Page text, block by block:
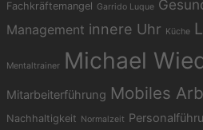
Fachkräftemangel Garrido Luque
Management innere Uhr Küche
Mentaltrainer Michael
Mitarbeiterführung Mobiles
Nachhaltigkeit Normalzeit